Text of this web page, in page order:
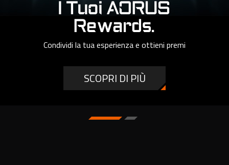
I Tuoi AORUS
Rewards.
Condividi la tua esperienza e ottieni premi
SCOPRI DI PIÙ